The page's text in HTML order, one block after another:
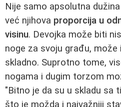
Nije samo apsolutna
već njihova proporcija u
visinu. Devojka može biti
noge za svoju građu, može
skladno. Suprotno tome,
nogama i dugim torzom
"Bitno je da su u skladu sa
što je možda i najvažniji